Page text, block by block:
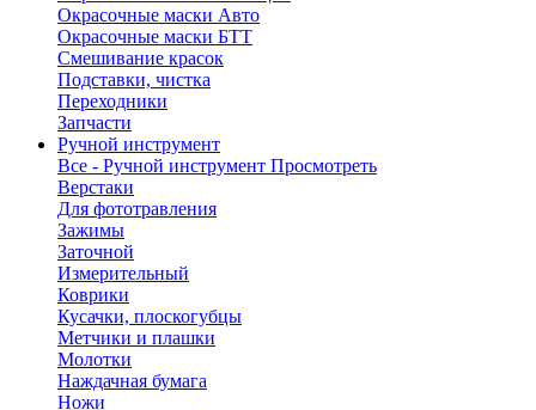
Окрасочные маски Авто
Окрасочные маски БТТ
Смешивание красок
Подставки, чистка
Переходники
Запчасти
Ручной инструмент
Все - Ручной инструмент Просмотреть
Верстаки
Для фототравления
Зажимы
Заточной
Измерительный
Коврики
Кусачки, плоскогубцы
Метчики и плашки
Молотки
Наждачная бумага
Ножи